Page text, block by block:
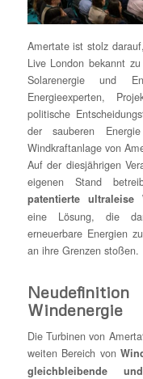
Amertate ist stolz
Live London bekannt
Solarenergie und
Energieexperten,
politische
der sauberen
Windkraftanlage von
Auf der diesjährigen
eigenen Stand
patentierte ultraleise
eine Lösung, die
erneuerbare Energien
an ihre Grenzen stoßen.
Windenergie
Die Turbinen von
weiten Bereich von
gleichbleibende